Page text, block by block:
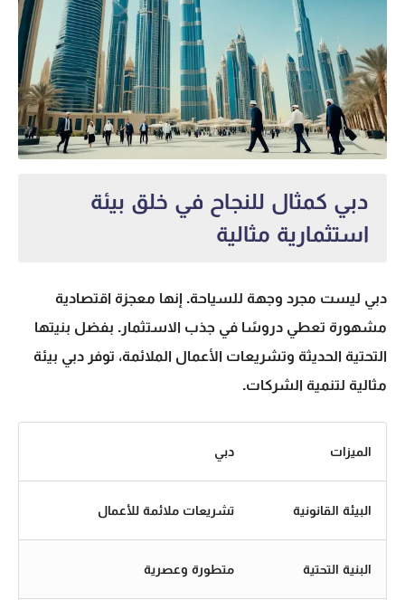
دبي كمثال للنجاح في خلق بيئة
استثمارية مثالية
دبي ليست مجرد وجهة للسياحة. إنها معجزة اقتصادية
مشهورة تعطي دروسًا في جذب الاستثمار. بفضل بنيتها
التحتية الحديثة وتشريعات الأعمال الملائمة، توفر دبي بيئة
مثالية لتنمية الشركات.
الميزات دبي
البيئة القانونية تشريعات ملائمة للأعمال
البنية التحتية متطورة وعصرية